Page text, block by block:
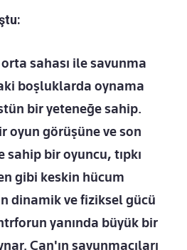
sahası ile savunma
boşluklarda oynama
bir yeteneğe sahip.
oyun görüşüne ve son
sahip bir oyuncu, tıpkı
gibi keskin hücum
dinamik ve fiziksel gücü
yanında büyük bir
Can'ın savunmacıları